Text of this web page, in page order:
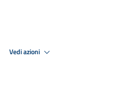
Vedi azioni